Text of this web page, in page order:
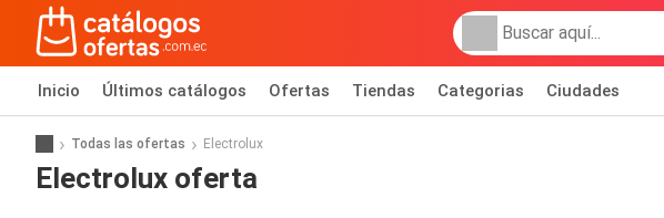
Inicio Últimos catálogos Ofertas Tiendas Categorias Ciudades
Todas las ofertas Electrolux
Electrolux oferta